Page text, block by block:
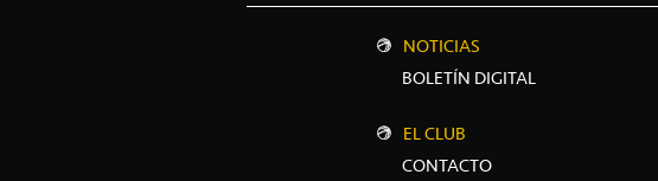
NOTICIAS
BOLETÍN DIGITAL
EL CLUB
CONTACTO